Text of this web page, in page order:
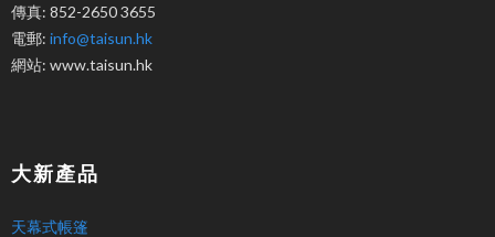
傳真: 852-2650 3655
電郵: info@taisun.hk
網站: www.taisun.hk
大新產品
天幕式帳篷